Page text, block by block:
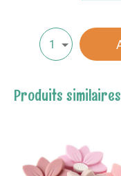
1
Produits similaires